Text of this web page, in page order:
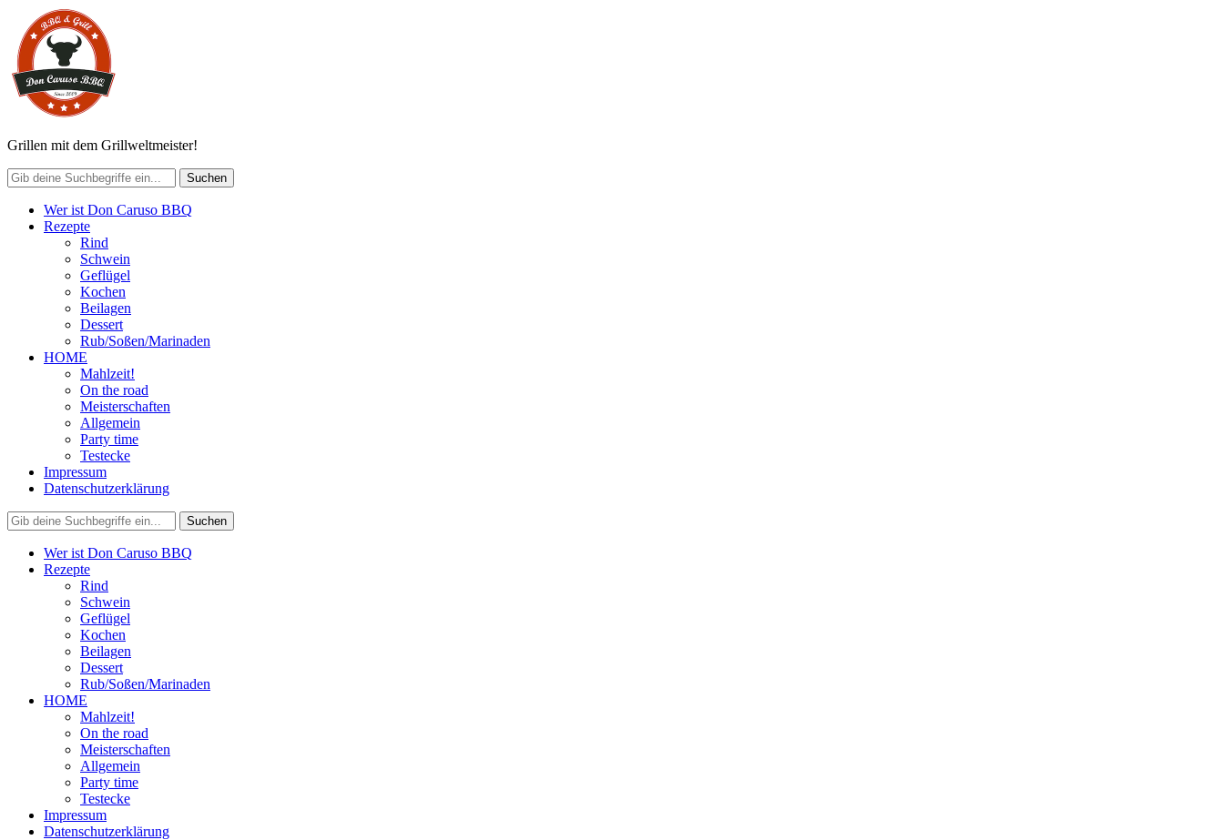
Grillen mit dem Grillweltmeister!
Wer ist Don Caruso BBQ
Rezepte
Rind
Schwein
Geflügel
Kochen
Beilagen
Dessert
Rub/Soßen/Marinaden
HOME
Mahlzeit!
On the road
Meisterschaften
Allgemein
Party time
Testecke
Impressum
Datenschutzerklärung
Wer ist Don Caruso BBQ
Rezepte
Rind
Schwein
Geflügel
Kochen
Beilagen
Dessert
Rub/Soßen/Marinaden
HOME
Mahlzeit!
On the road
Meisterschaften
Allgemein
Party time
Testecke
Impressum
Datenschutzerklärung